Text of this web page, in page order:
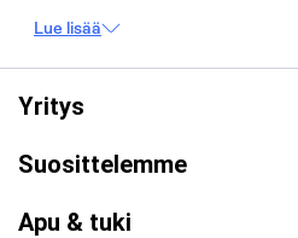
Moulin Rouge
London Eye
Montmartre
Wieliczkan suolakaivos
Caminito del Rey
Golden Circle
Lue lisää
Yritys
Suosittelemme
Apu & tuki